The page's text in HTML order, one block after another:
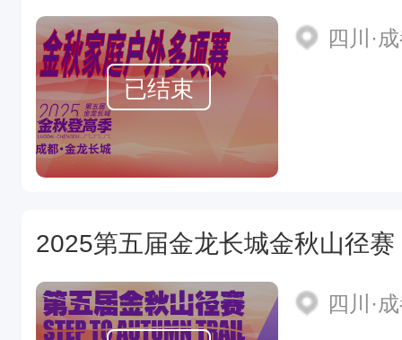
已结束
四川·
2025第五届金龙长城金秋山径赛
四川·